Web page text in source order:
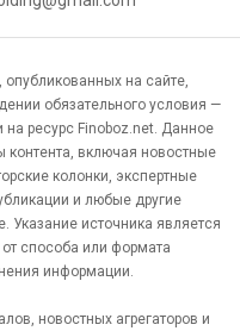
на сайте,
обязательного условия —
на ресурс Finoboz.net. Данное
контента, включая новостные
колонки, экспертные
и любые другие
источника является
способа или формата
информации.
новостных агрегаторов и